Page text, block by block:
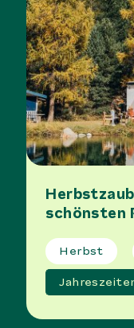
schönsten
Herbst